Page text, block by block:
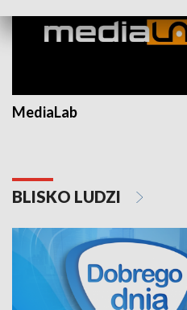
MediaLab
BLISKO LUDZI